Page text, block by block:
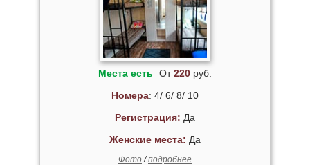
Места есть От220руб.
Номера: 4/ 6/ 8/ 10
Регистрация: Да
Женские места: Да
Фото/подробнее